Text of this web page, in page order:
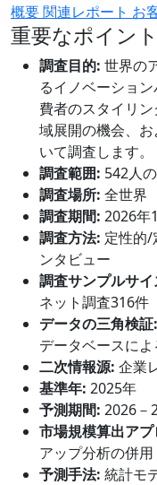
概要関連レポート お
重要なポイント
調査目的: 世界の
るイノベーショ
費者のスタイリ
域展開の機会、
いて調査します。
調査範囲: 542人
調査場所: 全世界
調査期間: 2026年
調査方法: 定性的/
ンタビュー
調査サンプルサ
ネット調査316件
データの三角検証:
データベースに
二次情報源: 企業
基準年: 2025年
予測期間: 2026－
市場規模算出ア
アップ分析の併用
予測手法: 統計モ